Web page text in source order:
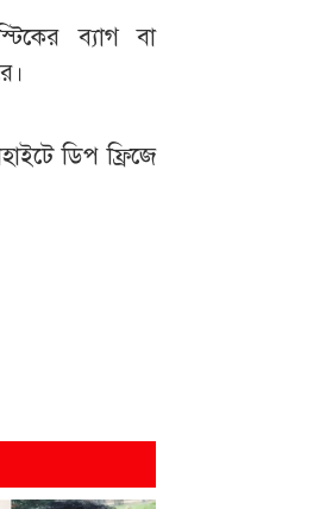
ব্যাগ বা
ডিপ ফ্রিজে